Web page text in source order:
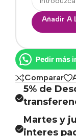
Añadir A
Pedir más
Comparar
5% de
Martes y
interes